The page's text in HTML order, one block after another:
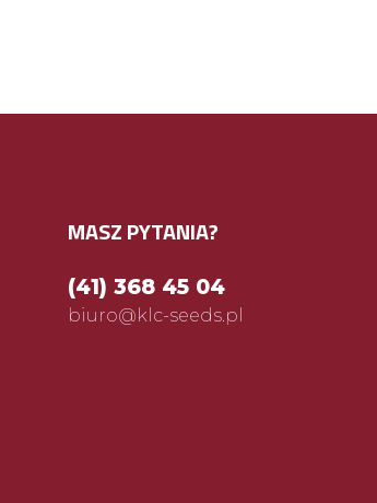
MASZ PYTANIA?
(41) 368 45 04
biuro@klc-seeds.pl